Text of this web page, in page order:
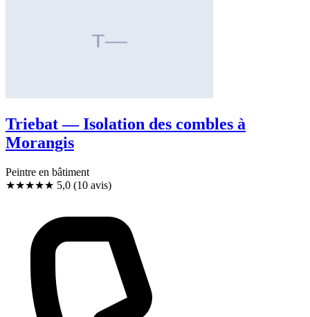
Triebat — Isolation des combles à
Morangis
Peintre en bâtiment
★★★★★ 5,0 (10 avis)